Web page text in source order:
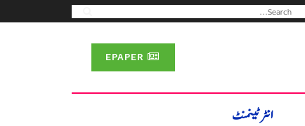
انٹرٹینمنٹ